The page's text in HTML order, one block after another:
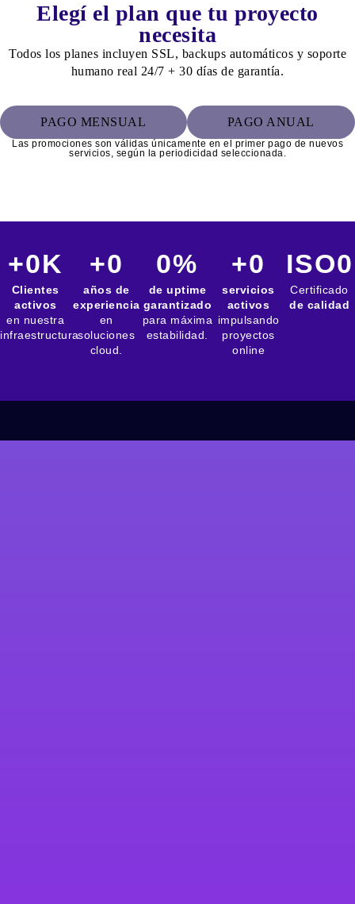
Elegí el plan quetu proyecto
necesita
Todos los planes incluyen SSL, backups automáticos y soporte
humano real 24/7 + 30 días de garantía.
PAGO MENSUAL PAGO ANUAL
Las promociones son válidas únicamente en el primer pago de nuevos
servicios, según la periodicidad seleccionada.
+0K
Clientes
activos
en nuestra
infraestructura
+0
años de
experiencia
en
soluciones
cloud.
0%
de uptime
garantizado
para máxima
estabilidad.
+0
servicios
activos
impulsando
proyectos
online
ISO0
Certificado
de calidad